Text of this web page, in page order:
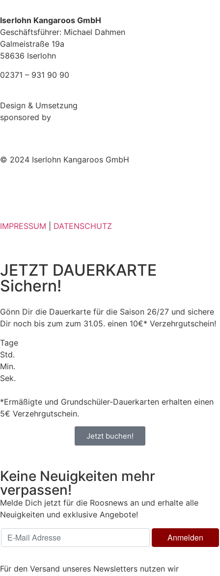
Iserlohn Kangaroos GmbH
Geschäftsführer: Michael Dahmen
Galmeistraße 19a
58636 Iserlohn
02371 – 931 90 90
Design & Umsetzung
sponsored by
© 2024 Iserlohn Kangaroos GmbH
IMPRESSUM DATENSCHUTZ
JETZT DAUERKARTE
Sichern!
Gönn Dir die Dauerkarte für die Saison 26/27 und sichere
Dir noch bis zum zum 31.05. einen 10€* Verzehrgutschein!
Tage
Std.
Min.
Sek.
*Ermäßigte und Grundschüler-Dauerkarten erhalten einen
5€ Verzehrgutschein.
Jetzt buchen!
Keine Neuigkeiten mehr
verpassen!
Melde Dich jetzt für die Roosnews an und erhalte alle
Neuigkeiten und exklusive Angebote!
Für den Versand unseres Newsletters nutzen wir